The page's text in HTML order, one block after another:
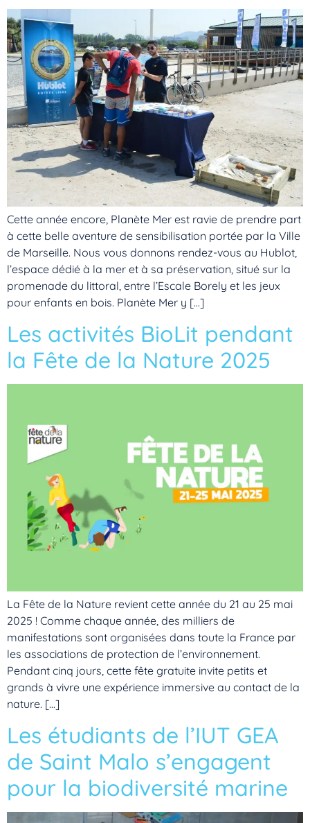
Cette année encore, Planète Mer est ravie de prendre part
à cette belle aventure de sensibilisation portée par la Ville
de Marseille. Nous vous donnons rendez-vous au Hublot,
l’espace dédié à la mer et à sa préservation, situé sur la
promenade du littoral, entre l’Escale Borely et les jeux
pour enfants en bois. Planète Mer y […]
Les activités BioLit pendant
la Fête de la Nature 2025
La Fête de la Nature revient cette année du 21 au 25 mai
2025 ! Comme chaque année, des milliers de
manifestations sont organisées dans toute la France par
les associations de protection de l’environnement.
Pendant cinq jours, cette fête gratuite invite petits et
grands à vivre une expérience immersive au contact de la
nature. […]
Les étudiants de l’IUT GEA
de Saint Malo s’engagent
pour la biodiversité marine